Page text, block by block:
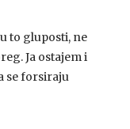
to gluposti, ne
Ja ostajem i
se forsiraju